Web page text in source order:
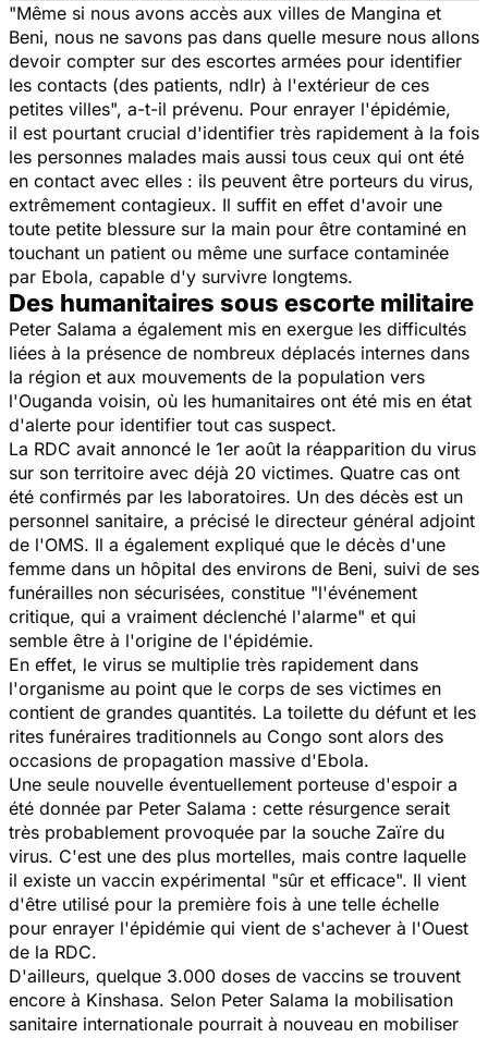
"Même si nous avons accès aux villes de Mangina et
Beni, nous ne savons pas dans quelle mesure nous allons
devoir compter sur des escortes armées pour identifier
les contacts (des patients, ndlr) à l'extérieur de ces
petites villes", a-t-il prévenu. Pour enrayer l'épidémie,
il est pourtant crucial d'identifier très rapidement à la fois
les personnes malades mais aussi tous ceux qui ont été
en contact avec elles : ils peuvent être porteurs du virus,
extrêmement contagieux. Il suffit en effet d'avoir une
toute petite blessure sur la main pour être contaminé en
touchant un patient ou même une surface contaminée
par Ebola, capable d'y survivre longtems.
Des humanitaires sous escorte militaire
Peter Salama a également mis en exergue les difficultés
liées à la présence de nombreux déplacés internes dans
la région et aux mouvements de la population vers
l'Ouganda voisin, où les humanitaires ont été mis en état
d'alerte pour identifier tout cas suspect.
La RDC avait annoncé le 1er août la réapparition du virus
sur son territoire avec déjà 20 victimes. Quatre cas ont
été confirmés par les laboratoires. Un des décès est un
personnel sanitaire, a précisé le directeur général adjoint
de l'OMS. Il a également expliqué que le décès d'une
femme dans un hôpital des environs de Beni, suivi de ses
funérailles non sécurisées, constitue "l'événement
critique, qui a vraiment déclenché l'alarme" et qui
semble être à l'origine de l'épidémie.
En effet, le virus se multiplie très rapidement dans
l'organisme au point que le corps de ses victimes en
contient de grandes quantités. La toilette du défunt et les
rites funéraires traditionnels au Congo sont alors des
occasions de propagation massive d'Ebola.
Une seule nouvelle éventuellement porteuse d'espoir a
été donnée par Peter Salama : cette résurgence serait
très probablement provoquée par la souche Zaïre du
virus. C'est une des plus mortelles, mais contre laquelle
il existe un vaccin expérimental "sûr et efficace". Il vient
d'être utilisé pour la première fois à une telle échelle
pour enrayer l'épidémie qui vient de s'achever à l'Ouest
de la RDC.
D'ailleurs, quelque 3.000 doses de vaccins se trouvent
encore à Kinshasa. Selon Peter Salama la mobilisation
sanitaire internationale pourrait à nouveau en mobiliser